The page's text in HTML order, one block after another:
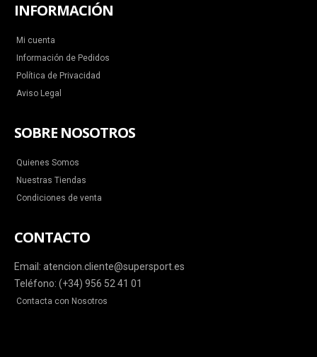
INFORMACIÓN
Mi cuenta
Información de Pedidos
Política de Privacidad
Aviso Legal
SOBRE NOSOTROS
Quienes Somos
Nuestras Tiendas
Condiciones de venta
CONTACTO
Email: atencion.cliente@supersport.es
Teléfono: (+34) 956 52 41 01
Contacta con Nosotros